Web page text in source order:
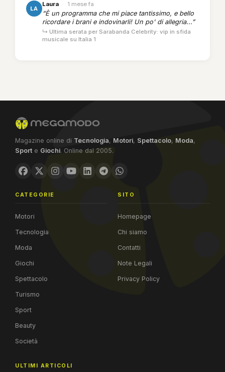
LA
Laura · 1 mese fa
“È un programma che mi piace tantissimo, e bello
ricordare i brani e indovinarli! Un po' di allegria...”
↳ Ultima serata per Sarabanda Celebrity: vip in sfida
musicale su Italia 1
Magazine online di Tecnologia, Motori, Spettacolo, Moda,
Sport e Giochi. Online dal 2005.
CATEGORIE
Motori
Tecnologia
Moda
Giochi
Spettacolo
Turismo
Sport
Beauty
Società
SITO
Homepage
Chi siamo
Contatti
Note Legali
Privacy Policy
ULTIMI ARTICOLI